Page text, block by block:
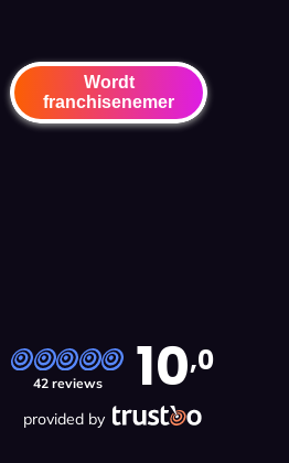
Wordt
franchisenemer
42 reviews 10,0
provided by